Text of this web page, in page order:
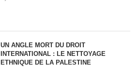
UN ANGLE MORT DU DROIT
INTERNATIONAL : LE NETTOYAGE
ETHNIQUE DE LA PALESTINE